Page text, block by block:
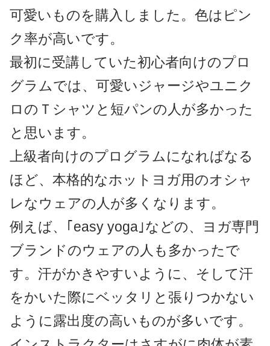
可愛いものを購入しました。色はピン
ク率が高いです。
最初に受講していた初心者向けのプロ
グラムでは、可愛いジャージやユニク
ロのＴシャツと短パンの人が多かった
と思います。
上級者向けのプログラムになればなる
ほど、本格的なホットヨガ用のオシャ
レなウェアの人が多くなります。
例えば、｢easy yoga｣などの、ヨガ専門
ブランドのウェアの人も多かったで
す。汗がかきやすいように、そして汗
をかいた際にベッタリと張りつかない
ように露出度の高いものが多いです。